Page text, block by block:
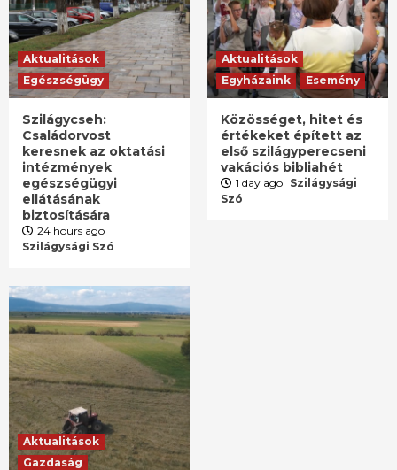
Aktualitások
Egészségügy
Szilágycseh:
Családorvost
keresnek az oktatási
intézmények
egészségügyi
ellátásának
biztosítására
24 hours ago
Szilágysági Szó
Aktualitások
Egyházaink
Esemény
Közösséget, hitet és
értékeket épített az
első szilágyperecseni
vakációs bibliahét
1 day ago Szilágysági
Szó
Aktualitások
Gazdaság